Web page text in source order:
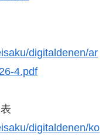
digitaldenen/ar
4.pdf
digitaldenen/ko